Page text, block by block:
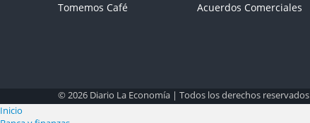
Tomemos Café Acuerdos Comerciales
© 2026 Diario La Economía | Todos los derechos reservados
Inicio